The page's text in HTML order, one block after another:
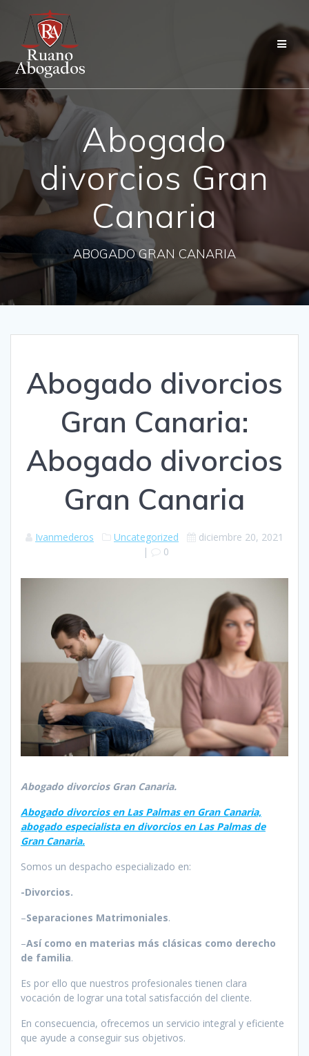
Abogado
divorcios Gran
Canaria
ABOGADO GRAN CANARIA
Abogado divorcios
Gran Canaria:
Abogado divorcios
Gran Canaria
Ivanmederos Uncategorized
diciembre 20, 2021
|
0
Abogado divorcios Gran Canaria.
Abogado divorcios en Las Palmas en Gran Canaria,
abogado especialista en divorcios en Las Palmas de
Gran Canaria.
Somos un despacho especializado en:
-Divorcios.
–Separaciones Matrimoniales.
–Así como en materias más clásicas como derecho
de familia.
Es por ello que nuestros profesionales tienen clara
vocación de lograr una total satisfacción del cliente.
En consecuencia, ofrecemos un servicio integral y eficiente
que ayude a conseguir sus objetivos.